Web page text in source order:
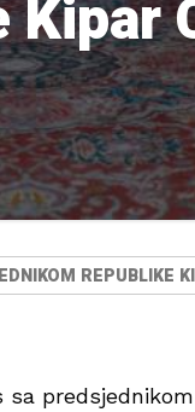
REPUBLIKE
sa predsjednikom